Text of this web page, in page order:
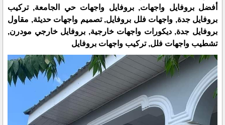
أفضل بروفايل واجهات, بروفايل واجهات حي الجامعة, تركيب
بروفايل جدة, واجهات فلل بروفايل, تصميم واجهات حديثة, مقاول
بروفايل جدة, ديكورات واجهات خارجية, بروفايل خارجي مودرن,
تشطيب واجهات فلل, تركيب واجهات بروفايل